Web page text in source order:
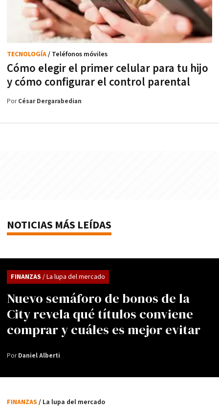
Cómo elegir el primer celular para tu hijo
y cómo configurar el control parental
TECNOLOGÍA/ Teléfonos móviles
PorCésar Dergarabedian
NOTICIAS MÁS LEÍDAS
Nuevo semáforo de bonos de la
City revela qué títulos conviene
comprar y cuáles es mejor evitar
FINANZAS / La lupa del mercado
PorDaniel Alberti
FINANZAS / La lupa del mercado